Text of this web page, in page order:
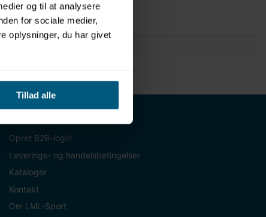
og til at analysere
for sociale medier,
oplysninger, du har givet
Tillad alle
Opret B2B-login
Leverings- og handelsbetingelser
Kataloger
Kontakt
Om LML-Sport